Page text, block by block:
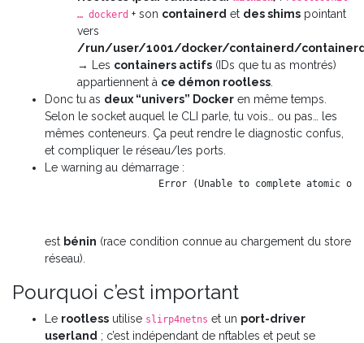
… dockerd + son containerd et des shims pointant
vers
/run/user/1001/docker/containerd/
→ Les containers actifs (IDs que tu as montrés)
appartiennent à ce démon rootless
Donc tu as deux “univers” Docker en même temps.
Selon le socket auquel le CLI parle, tu vois… ou pas… les
mêmes conteneurs. Ça peut rendre le diagnostic confus,
et compliquer le réseau/les ports.
Le warning au démarrage :
est bénin (race condition connue au chargement du store
réseau).
Pourquoi c’est important
Le rootless utilise slirp4netns et un port-driver
userland ; c’est indépendant de nftables et peut se